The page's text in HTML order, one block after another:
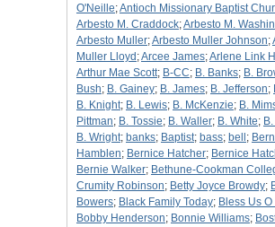
O'Neille;Antioch Missionary Baptist
Arbesto M. Craddock;Arbesto M.
Arbesto Muller;Arbesto Muller Johnson;
Muller Lloyd ;Arcee James;Arlene Link
Arthur Mae Scott; B-CC; B. Banks; B.
Bush; B. Gainey; B. James; B. Jefferson;
B. Knight; B. Lewis; B. McKenzie; B.
Pittman; B. Tossie; B. Waller; B. White;
B. Wright; banks; Baptist; bass; bell ;
Hamblen; Bernice Hatcher; Bernice
Bernie Walker; Bethune-Cookman
Crumity Robinson; Betty Joyce Browdy;
Bowers; Black Family Today; Bless Us O
Bobby Henderson; Bonnie Williams;